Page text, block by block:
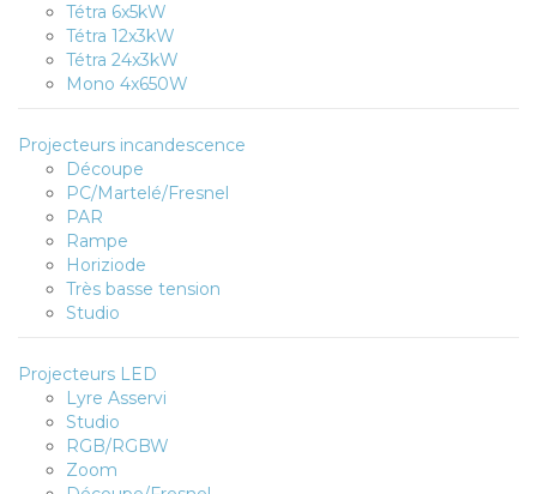
Tétra 6x5kW
Tétra 12x3kW
Tétra 24x3kW
Mono 4x650W
Projecteurs incandescence
Découpe
PC/Martelé/Fresnel
PAR
Rampe
Horiziode
Très basse tension
Studio
Projecteurs LED
Lyre Asservi
Studio
RGB/RGBW
Zoom